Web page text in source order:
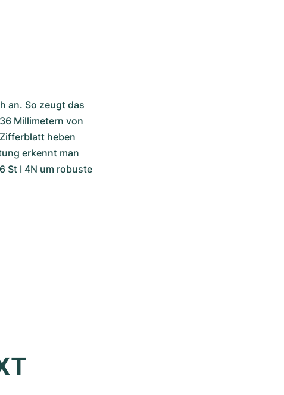
an. So zeugt das
Millimetern von
heben
erkennt man
St I 4N um robuste